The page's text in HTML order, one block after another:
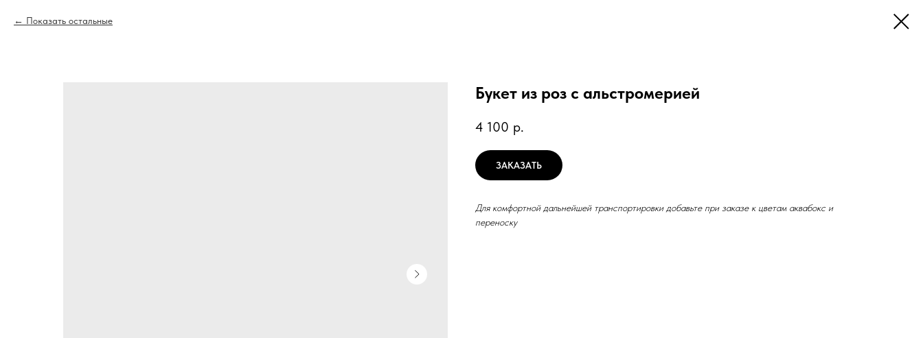
Показать остальные
Букет из роз с альстромерией
4 100 р.
ЗАКАЗАТЬ
Для комфортной дальнейшей транспортировки добавьте при заказе к цветам аквабокс и
переноску